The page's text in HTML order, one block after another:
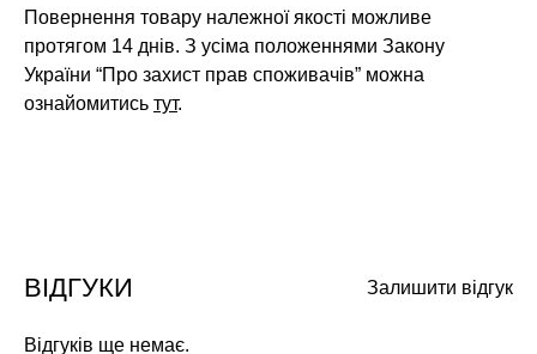
Повернення товару належної якості можливе
протягом 14 днів. З усіма положеннями Закону
України “Про захист прав споживачів” можна
ознайомитись тут.
Залишити відгук
ВІДГУКИ
Відгуків ще немає.